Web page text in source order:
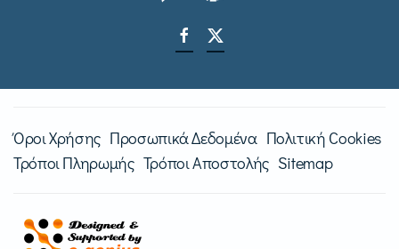
Όροι Χρήσης Προσωπικά Δεδομένα Πολιτική Cookies
Τρόποι Πληρωμής Τρόποι Αποστολής Sitemap